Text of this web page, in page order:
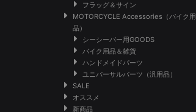
フラッグ＆サイン
MOTORCYCLE Accessories（バイク用
品）
シーシーバー用GOODS
バイク用品＆雑貨
ハンドメイドパーツ
ユニバーサルパーツ（汎用品）
SALE
オススメ
新商品